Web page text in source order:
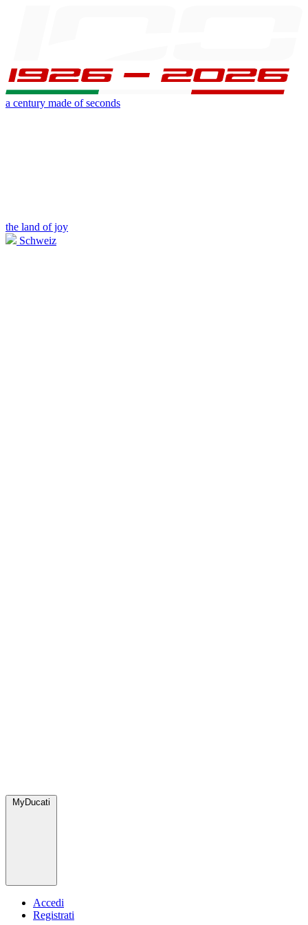
a century made of seconds
the land of joy
Schweiz
MyDucati
Accedi
Registrati